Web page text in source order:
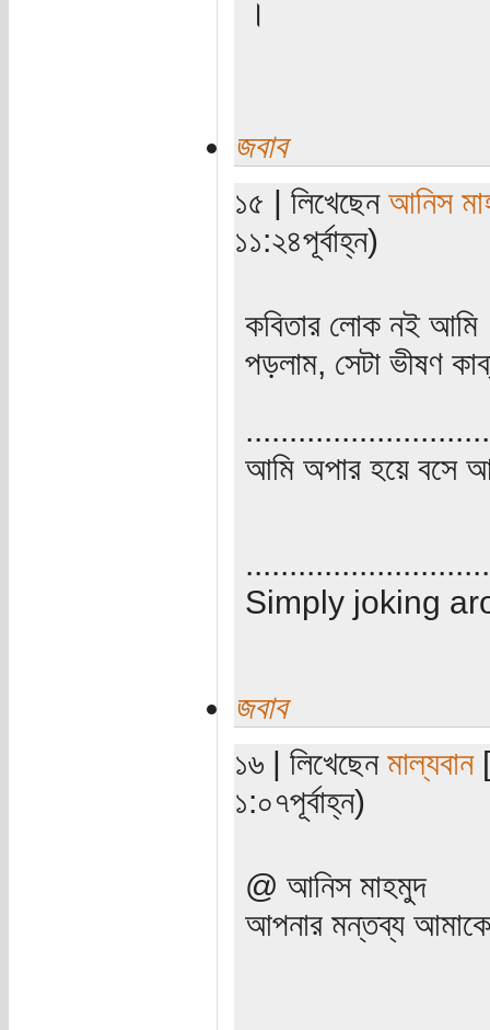
।
জবাব
১৫ | লিখেছেন আনিস
১১:২৪পূর্বাহ্ন)
কবিতার লোক নই
পড়লাম, সেটা ভীষণ
আমি অপার হয়ে বসে
Simply joking
জবাব
১৬ | লিখেছেন মাল্যবান
১:০৭পূর্বাহ্ন)
@ আনিস মাহমুদ
আপনার মন্তব্য আমাকে